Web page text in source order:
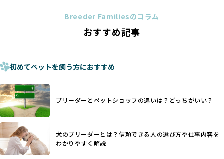
法令レベルの最低基準にとどまっていることが問題です。こ
ものに過ぎず、ワンちゃんの心身の福祉やブリーダーの責任
少なくなく、消費者にとって選択の判断が難しい現状があり
さらに、書類審査のみで掲載が許可されるサイトが多く、実
際の飼育環境やブリーダーの姿勢が見えにくい点も課題で
す。こうしたサイトでは、ブリーダーが記載する情報が主で
あり、実際の現場や日々のケアの状況がわからないため、営
利優先の「悪徳ブリーダー」が含まれるリスクが高まりま
す。
BreederFamiliesでは、ワンちゃんを大切にする「優良ブリ
に断尾（しっぽを切る）や断耳（耳を切る）が行われている
ことがあります。
これは痛みを伴う処置で、ワンちゃんの身体的な負担が大き
手段でもあるため、切断されることで他の犬や人間との意思
ヨーロッパ諸国ではこうした処置が禁止されている一方で、
日本ではいまだ行われる場合があります。
優良ブリーダーは動物福祉を優先し、ワンちゃんの自然な姿
を大切にするため断尾・断耳を行いません。
一方、営利優先ブリーダーでは「見た目が良く売れやすい」
ことを理由に断尾や断耳を行うことがあり、中には麻酔なし
で処置するケースも見受けられます。
Breeder Familiesのコラム
おすすめ記事
初めてペットを飼う方におすすめ
ブリーダーとペットショップの違いは？どっちがいい？
犬のブリーダーとは？信頼できる人の選び方や仕事内容を
わかりやすく解説